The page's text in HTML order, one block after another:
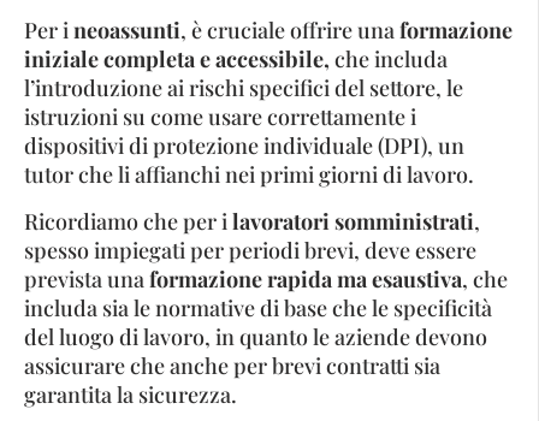
Per ineoassunti, è cruciale offrire unaformazione
iniziale completa e accessibile, che includa
l’introduzione ai rischi specifici del settore, le
istruzioni su come usare correttamente i
dispositivi di protezione individuale (DPI), un
tutor che li affianchi nei primi giorni di lavoro.
Ricordiamo che per i lavoratori somministrati,
spesso impiegati per periodi brevi, deve essere
prevista una formazione rapida ma esaustiva, che
includa sia le normative di base che le specificità
del luogo di lavoro, in quanto le aziende devono
assicurare che anche per brevi contratti sia
garantita la sicurezza.